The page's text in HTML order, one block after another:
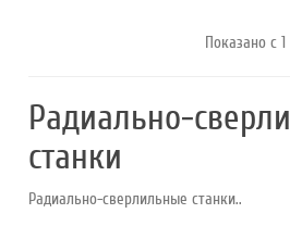
Показано с
Радиально-
станки
Радиально-сверлильные станки..